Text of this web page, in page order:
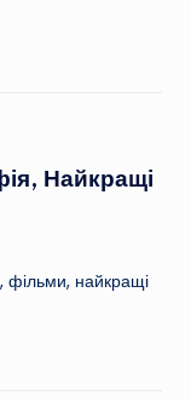
Найкращі
фільми, найкращі